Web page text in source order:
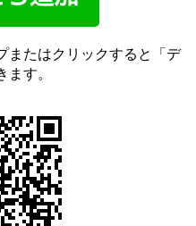
またはクリックすると「デ
す。